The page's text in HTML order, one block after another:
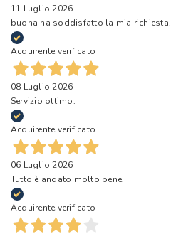
11 Luglio 2026
buona ha soddisfatto la mia richiesta!
Acquirente verificato
08 Luglio 2026
Servizio ottimo.
Acquirente verificato
06 Luglio 2026
Tutto è andato molto bene!
Acquirente verificato